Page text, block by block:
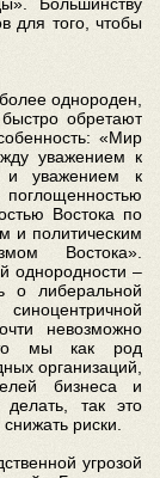
Большинству
для того, чтобы
однороден,
обретают
«Мир
уважением к
и уважением к
Востока по
и политическим
Востока».
однородности –
о либеральной
невозможно
мы как род
организаций,
бизнеса и
так это
риски.
угрозой